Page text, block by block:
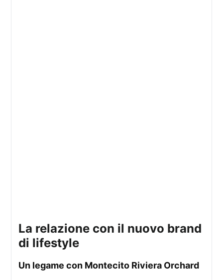
La relazione con il nuovo brand
di lifestyle
Un legame con Montecito Riviera Orchard